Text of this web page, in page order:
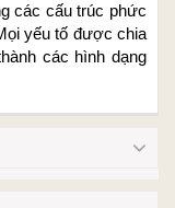
các cấu trúc phức
yếu tố được chia
các hình dạng